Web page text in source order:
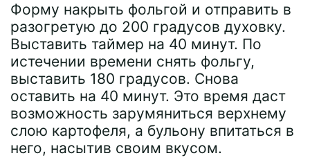
Форму накрыть фольгой и отправить в
разогретую до 200 градусов духовку.
Выставить таймер на 40 минут. По
истечении времени снять фольгу,
выставить 180 градусов. Снова
оставить на 40 минут. Это время даст
возможность зарумяниться верхнему
слою картофеля, а бульону впитаться в
него, насытив своим вкусом.